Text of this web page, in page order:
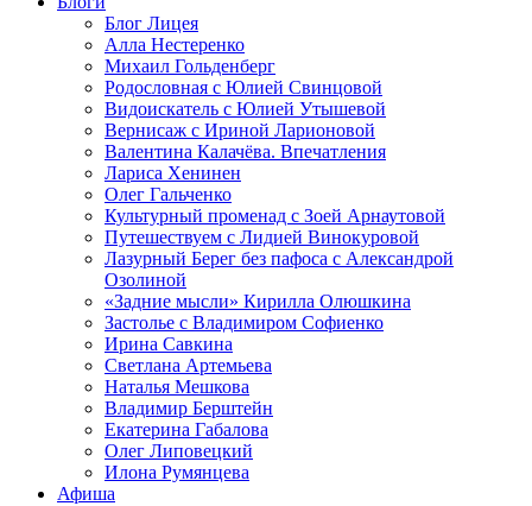
Блог Лицея
Алла Нестеренко
Михаил Гольденберг
Родословная с Юлией Свинцовой
Видоискатель с Юлией Утышевой
Вернисаж с Ириной Ларионовой
Валентина Калачёва. Впечатления
Лариса Хенинен
Олег Гальченко
Культурный променад с Зоей Арнаутовой
Путешествуем с Лидией Винокуровой
Лазурный Берег без пафоса с Александрой
Озолиной
«Задние мысли» Кирилла Олюшкина
Застолье с Владимиром Софиенко
Ирина Савкина
Светлана Артемьева
Наталья Мешкова
Владимир Берштейн
Екатерина Габалова
Олег Липовецкий
Илона Румянцева
Афиша